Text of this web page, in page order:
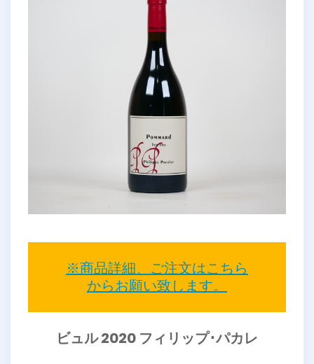
※商品詳細、ご注文はこちら
からお願い致します。
ビュル 2020 フィリップ･パカレ